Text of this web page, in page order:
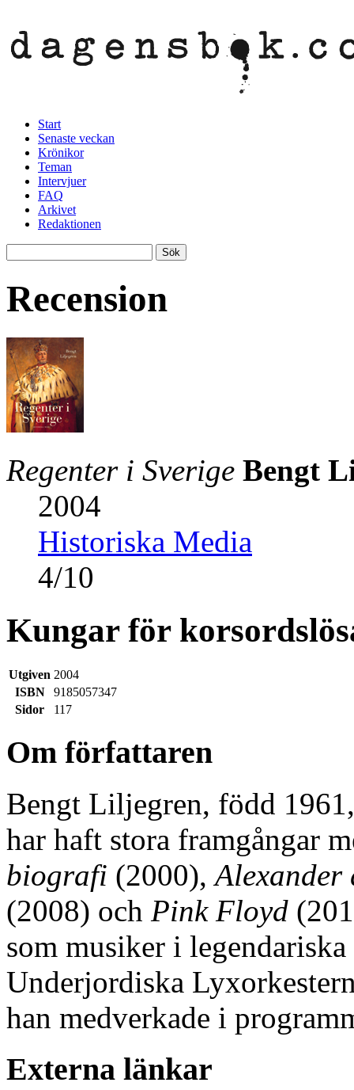
Start
Senaste veckan
Krönikor
Teman
Intervjuer
FAQ
Arkivet
Redaktionen
Recension
Regenter i Sverige Bengt
2004
Historiska Media
4/10
Kungar för
Utgiven 2004
ISBN
9185057347
Sidor
117
Om författaren
Bengt Liljegren, född
har haft stora framgångar
biografi (2000),Alexander
(2008) och Pink Floyd
som musiker i
Underjordiska
han medverkade i
Externa länkar